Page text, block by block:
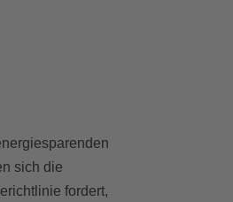
sich die
fordert,